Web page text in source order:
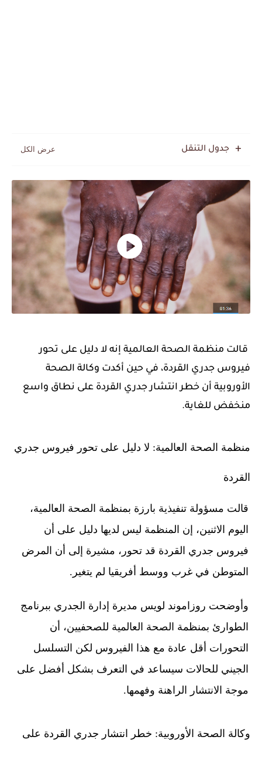
جدول التنقل
قالت منظمة الصحة العالمية إنه لا دليل على تحور
فيروس جدري القردة، في حين أكدت وكالة الصحة
الأوروبية أن خطر انتشار جدري القردة على نطاق واسع
منخفض للغاية.
منظمة الصحة العالمية: لا دليل على تحور فيروس جدري
القردة
قالت مسؤولة تنفيذية بارزة بمنظمة الصحة العالمية،
اليوم الاثنين، إن المنظمة ليس لديها دليل على أن
فيروس جدري القردة قد تحور، مشيرة إلى أن المرض
المتوطن في غرب ووسط أفريقيا لم يتغير.
وأوضحت روزاموند لويس مديرة إدارة الجدري ببرنامج
الطوارئ بمنظمة الصحة العالمية للصحفيين، أن
التحورات أقل عادة مع هذا الفيروس لكن التسلسل
الجيني للحالات سيساعد في التعرف بشكل أفضل على
موجة الانتشار الراهنة وفهمها.
وكالة الصحة الأوروبية: خطر انتشار جدري القردة على